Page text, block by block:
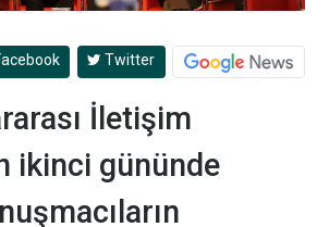
Twitter
İletişim
ikinci gününde